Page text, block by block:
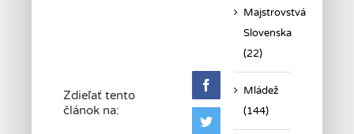
Zdieľať tento
článok na:
Facebook
Twitter
Majstrovstvá
Slovenska
(22)
Mládež
(144)